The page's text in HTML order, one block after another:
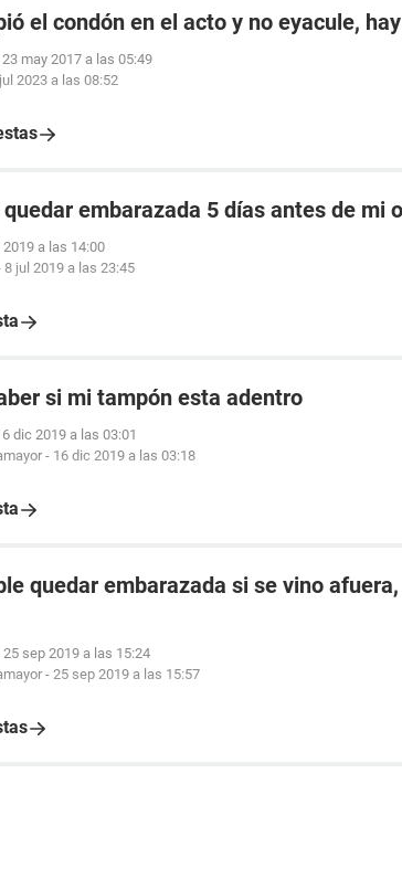
el condón en el acto y no eyacule,
23 may 2017 a las 05:49
2023 a las 08:52
quedar embarazada 5 días antes de mi
2019 a las 14:00
8 jul 2019 a las 23:45
si mi tampón esta adentro
dic 2019 a las 03:01
- 16 dic 2019 a las 03:18
quedar embarazada si se vino
25 sep 2019 a las 15:24
- 25 sep 2019 a las 15:57